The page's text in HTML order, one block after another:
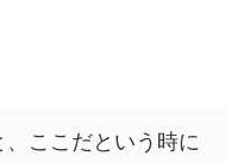
ここだという時に